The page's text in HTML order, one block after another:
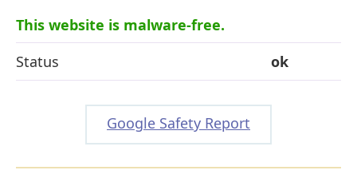
This website is malware-free.
Status
ok
Google Safety Report